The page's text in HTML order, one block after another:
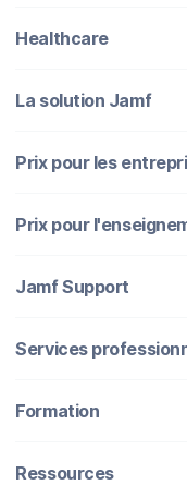
Healthcare
La solution Jamf
Prix pour les
Prix pour
Jamf Support
Services
Formation
Ressources